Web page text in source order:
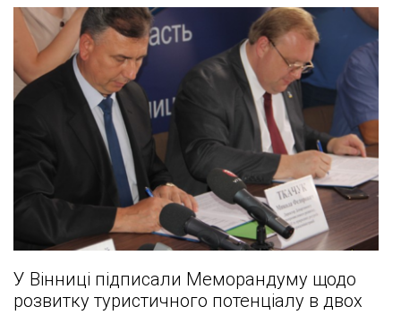
У Вінниці підписали Меморандуму щодо
розвитку туристичного потенціалу в двох